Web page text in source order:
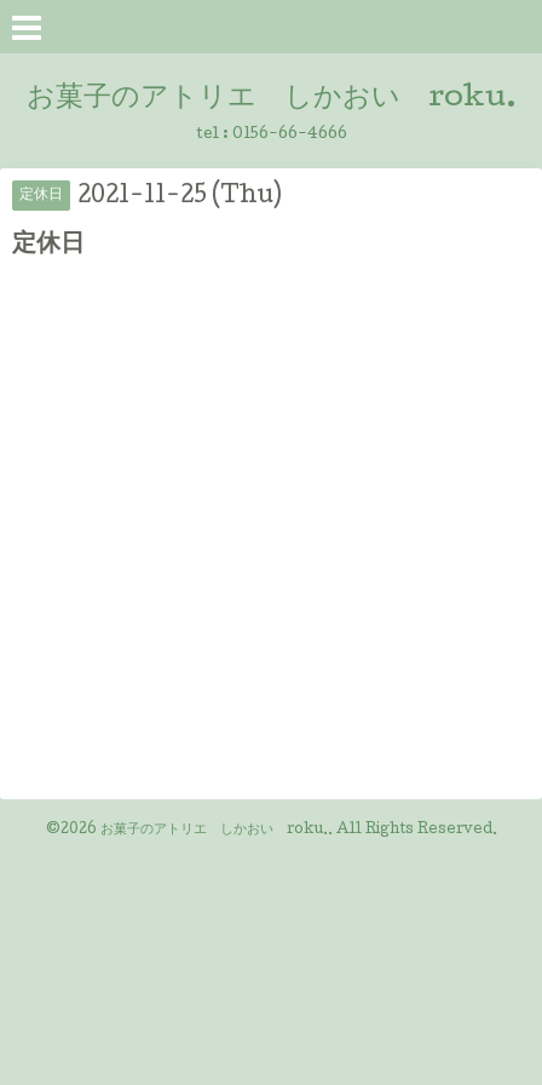
お菓子のアトリエ しかおい roku.
tel : 0156-66-4666
定休日 2021-11-25 (Thu)
定休日
©2026 お菓子のアトリエ しかおい roku.. All Rights Reserved.